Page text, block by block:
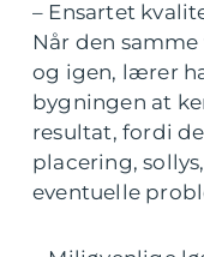
– Ensartet
Når den
og igen, lærer
bygningen at
resultat, fordi
placering,
eventuelle